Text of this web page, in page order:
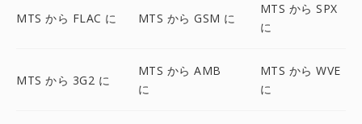
MTS から FLAC に MTS から GSM に
MTS から SPX
に
MTS から 3G2 に
MTS から AMB
に
MTS から WVE
に